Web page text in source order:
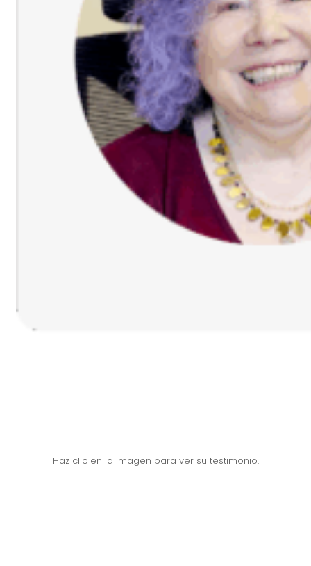
Haz clic en la imagen para ver su testimonio.